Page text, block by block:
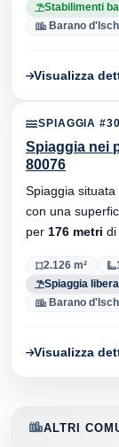
ALTRI
Stabilimenti
Barano
Visualizza
SPIAGGIA
Spiaggia nei
80076
Spiaggia
con una
per 176 metri di
2.126 m²
Spiaggia libera
Barano
Visualizza